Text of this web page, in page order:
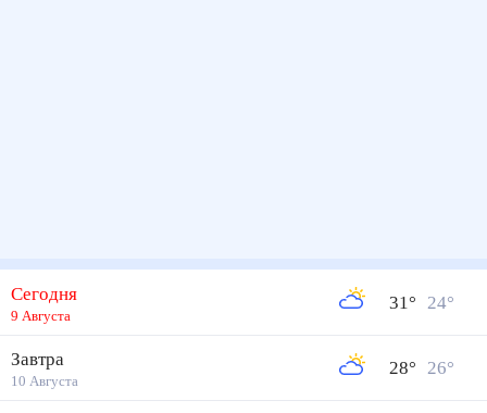
Сегодня
9 Августа
31° 24°
Завтра
10 Августа
28° 26°